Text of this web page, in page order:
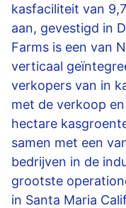
kasfaciliteit van
aan, gevestigd in
Farms is een van
verticaal
verkopers van in
met de verkoop
hectare
samen met een
bedrijven in de
grootste
in Santa Maria